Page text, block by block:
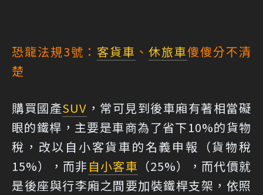
恐龍法規3號： 客貨車 、 休旅車傻傻分不清
楚
購買國產SUV ，常可見到後車廂有著相當礙
眼的鐵桿，主要是車商為了省下10%的貨物
稅，改以自小客貨車的名義申報（貨物稅
15%），而非 自小客車 （25%），而代價就
是後座與行李廂之間要加裝鐵桿支架，依照